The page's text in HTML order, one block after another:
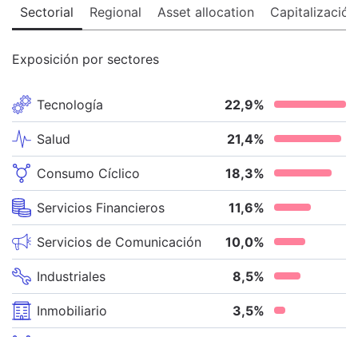
Sectorial Regional Asset allocation Capitalización
Exposición por sectores
Tecnología 22,9%
Salud 21,4%
Consumo Cíclico 18,3%
Servicios Financieros 11,6%
Servicios de Comunicación 10,0%
Industriales 8,5%
Inmobiliario 3,5%